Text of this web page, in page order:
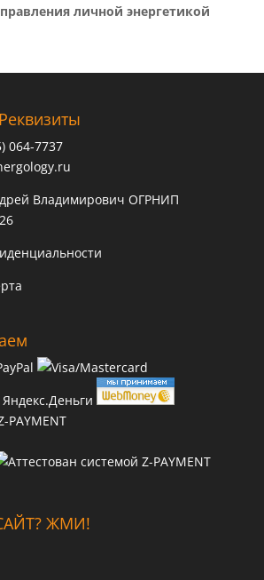
личной энергетикой
064-7737
Владимирович ОГРНИП
ЖМИ!